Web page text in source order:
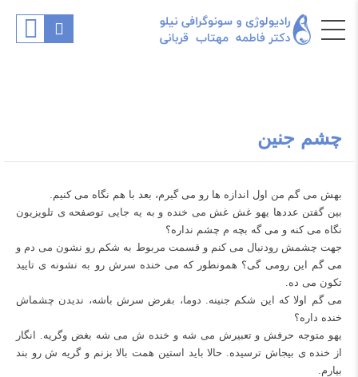
چشم جنین
بهش می گم من اول اندازه ها رو می گیرم، بعد با هم نگاه می کنیم.
بین گفتن عددها یهو غش غش می خنده و‌ به یه جایی تو‌صفحه ی تلویزیون‌
نگاه می کنه و می گه بچه م چشم نداره؟
جهت چشمش رو‌دنبال می کنم و قسمت مربوط به شکم رو نشون می دم و
می گم این رو‌می گی؟ همونطور که می خنده سرش رو به نشونه ی تایید
تکون می ده.
می گم اولا که این شکم جنینه. دوما، بفرض سرش باشه، ندیدن چشماش
خنده داره؟
یهو متوجه حرفش و تعبیرش می شه و خنده ش می شه بغض و‌گریه. انگار
از خنده ی بیجاش ترسیده. حالا باید استین همت بالا بزنم و گریه ش رو‌ بند
بیارم.